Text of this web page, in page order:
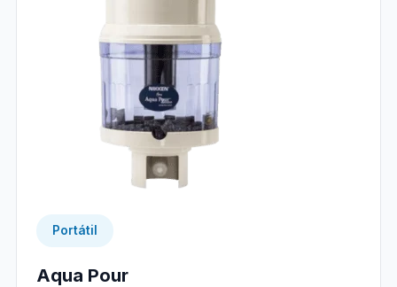
Portátil
Aqua Pour